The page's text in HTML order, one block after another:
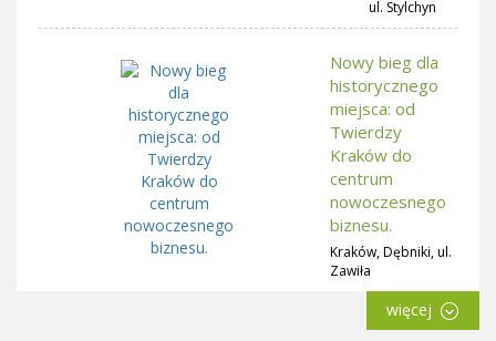
ul. Stylchyn
Nowy bieg dla
historycznego
miejsca: od
Twierdzy
Kraków do
centrum
nowoczesnego
biznesu.
Kraków, Dębniki, ul.
Zawiła
więcej